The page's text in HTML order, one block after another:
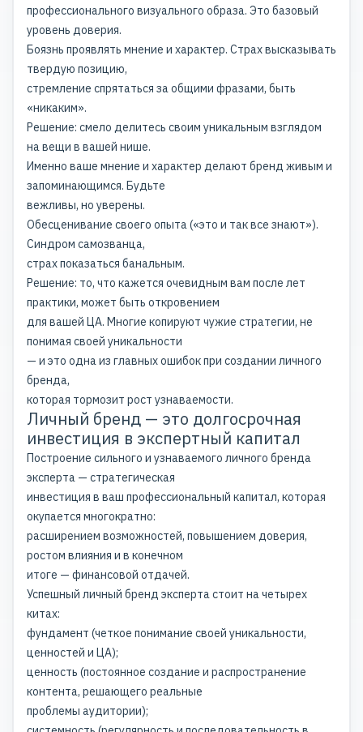
профессионального визуального образа. Это базовый
уровень доверия.
Боязнь проявлять мнение и характер. Страх высказывать
твердую позицию,
стремление спрятаться за общими фразами, быть
«никаким».
Решение: смело делитесь своим уникальным взглядом
на вещи в вашей нише.
Именно ваше мнение и характер делают бренд живым и
запоминающимся. Будьте
вежливы, но уверены.
Обесценивание своего опыта («это и так все знают»).
Синдром самозванца,
страх показаться банальным.
Решение: то, что кажется очевидным вам после лет
практики, может быть откровением
для вашей ЦА. Многие копируют чужие стратегии, не
понимая своей уникальности
— и это одна из главныхошибок при создании личного
бренда,
которая тормозит рост узнаваемости.
Личный бренд — это долгосрочная
инвестиция в экспертный капитал
Построение сильного и узнаваемого личного бренда
эксперта — стратегическая
инвестиция в ваш профессиональный капитал, которая
окупается многократно:
расширением возможностей, повышением доверия,
ростом влияния и в конечном
итоге — финансовой отдачей.
Успешный личный бренд эксперта стоит на четырех
китах:
фундамент (четкое понимание своей уникальности,
ценностей и ЦА);
ценность (постоянное создание и распространение
контента, решающего реальные
проблемы аудитории);